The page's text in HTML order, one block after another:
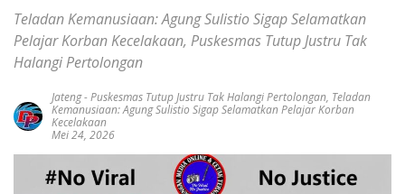
Teladan Kemanusiaan: Agung Sulistio Sigap Selamatkan
Pelajar Korban Kecelakaan, Puskesmas Tutup Justru Tak
Halangi Pertolongan
Jateng-Puskesmas Tutup Justru Tak Halangi Pertolongan, Teladan
Kemanusiaan: Agung Sulistio Sigap Selamatkan Pelajar Korban
Kecelakaan
Mei 24, 2026